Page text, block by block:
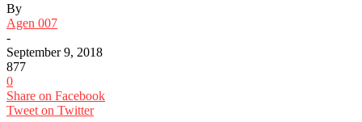
By
Agen 007
-
September 9, 2018
877
0
Share on Facebook
Tweet on Twitter